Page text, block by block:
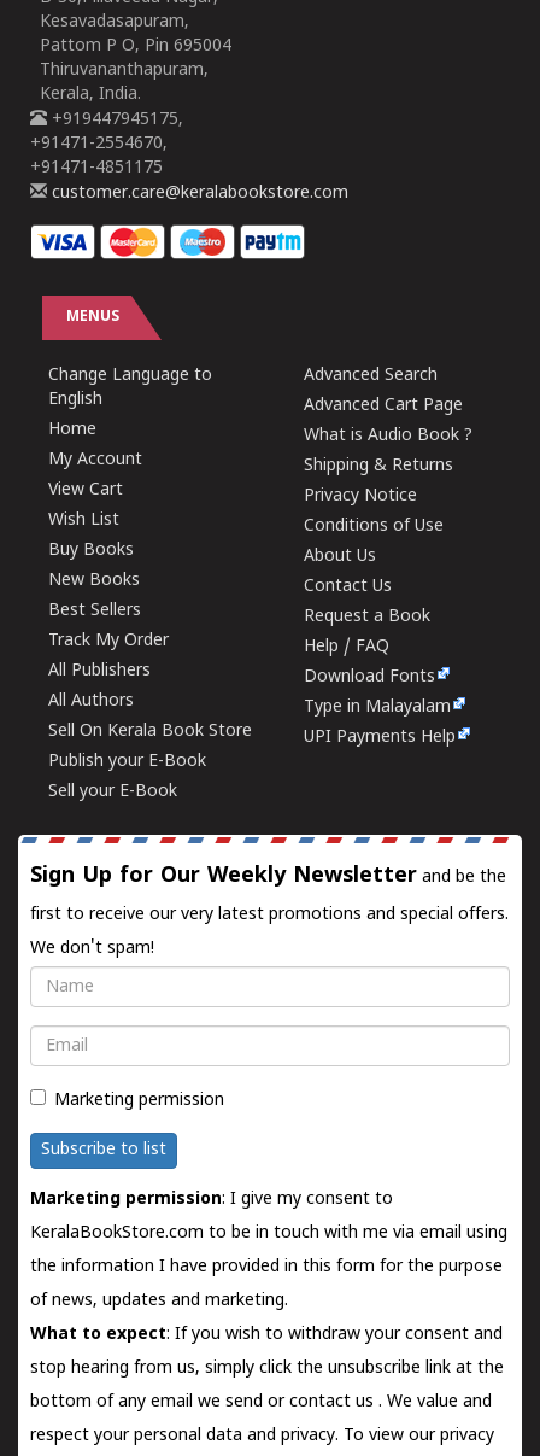
Kesavadasapuram,
Pattom P O, Pin 695004
Thiruvananthapuram,
Kerala, India.
+919447945175,
+91471-2554670,
+91471-4851175
customer.care@keralabookstore.com
MENUS
Change Language to
English
Home
My Account
View Cart
Wish List
Buy Books
New Books
Best Sellers
Track My Order
All Publishers
All Authors
Sell On Kerala Book Store
Publish your E-Book
Sell your E-Book
Advanced Search
Advanced Cart Page
What is Audio Book ?
Shipping & Returns
Privacy Notice
Conditions of Use
About Us
Contact Us
Request a Book
Help / FAQ
Download Fonts
Type in Malayalam
UPI Payments Help
Sign Up for Our Weekly Newsletter and be the
first to receive our very latest promotions and special offers.
We don't spam!
Name
Email
Marketing permission
Subscribe to list
Marketing permission: I give my consent to
KeralaBookStore.com to be in touch with me via email using
the information I have provided in this form for the purpose
of news, updates and marketing.
What to expect: If you wish to withdraw your consent and
stop hearing from us, simply click the unsubscribe link at the
bottom of any email we send orcontact us . We value and
respect your personal data and privacy. To view our privacy